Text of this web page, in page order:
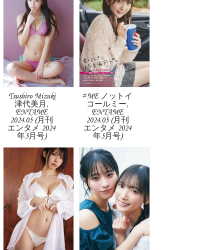
Tsushiro Mizuki
津代美月,
ENTAME
2024.05 (月刊
エンタメ 2024
年5月号)
≠ME ノットイ
コールミー,
ENTAME
2024.05 (月刊
エンタメ 2024
年5月号)